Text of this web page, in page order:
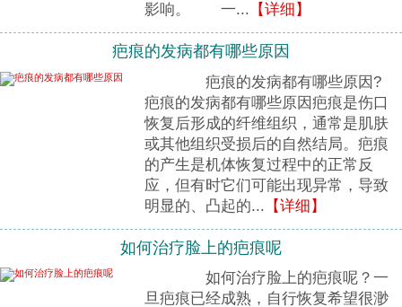
影响。 一... 【详细】
疤痕的发病都有哪些原因
疤痕的发病都有哪些原因?
疤痕的发病都有哪些原因疤痕是伤口
恢复后形成的纤维组织，通常是肌肤
或其他组织受损后的自然结局。疤痕
的产生是机体恢复过程中的正常反
应，但有时它们可能出现异常，导致
明显的、凸起的... 【详细】
如何治疗脸上的疤痕呢
如何治疗脸上的疤痕呢？一
旦疤痕已经成熟，自行恢复希望很渺